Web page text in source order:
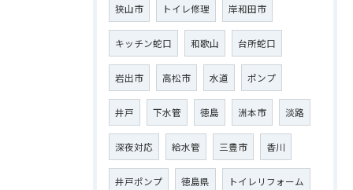
狭山市 トイレ修理 岸和田市
キッチン蛇口 和歌山 台所蛇口
岩出市 高松市 水道 ポンプ
井戸 下水管 徳島 洲本市 淡路
深夜対応 給水管 三豊市 香川
井戸ポンプ 徳島県 トイレリフォーム